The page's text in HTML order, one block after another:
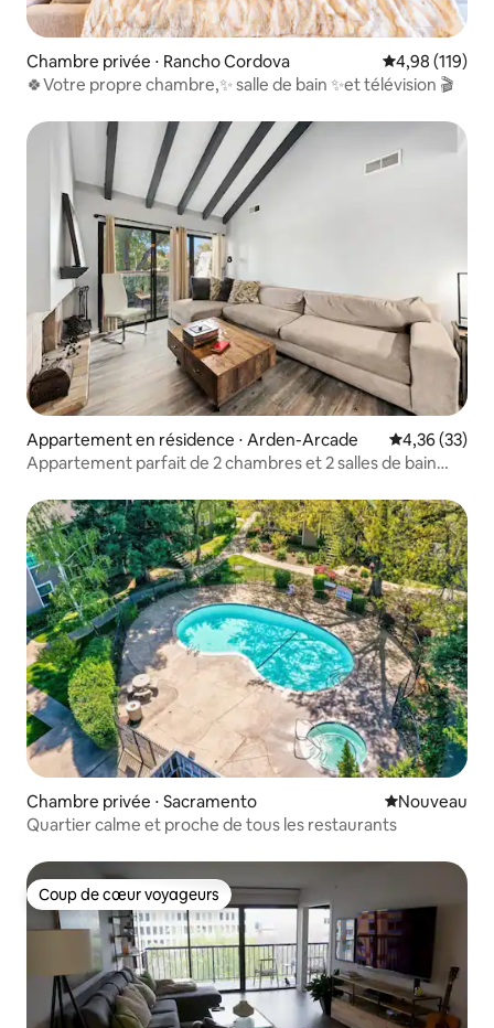
Chambre privée ⋅ Rancho Cordova Évaluation
4,98 (119)
🍀Votre propre chambre,✨ salle de bain ✨et télévision 🎬
Appartement en résidence ⋅ Arden-Arcade Évaluation
4,36 (33)
Appartement parfait de 2 chambres et 2 salles de bain
Chambre privée ⋅ Sacramento Nouvel
Nouveau
Quartier calme et proche de tous les restaurants
Coup de cœur voyageurs
Coup de cœur voyageurs